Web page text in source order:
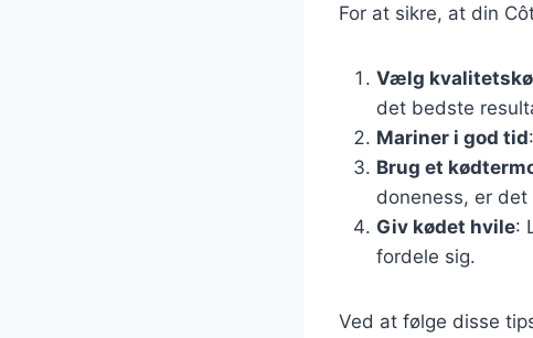
For at sikre, at din
Vælg
det bedste
Mariner i god tid
Brug et
doneness, er
Giv kødet hvile:
fordele sig.
Ved at følge disse